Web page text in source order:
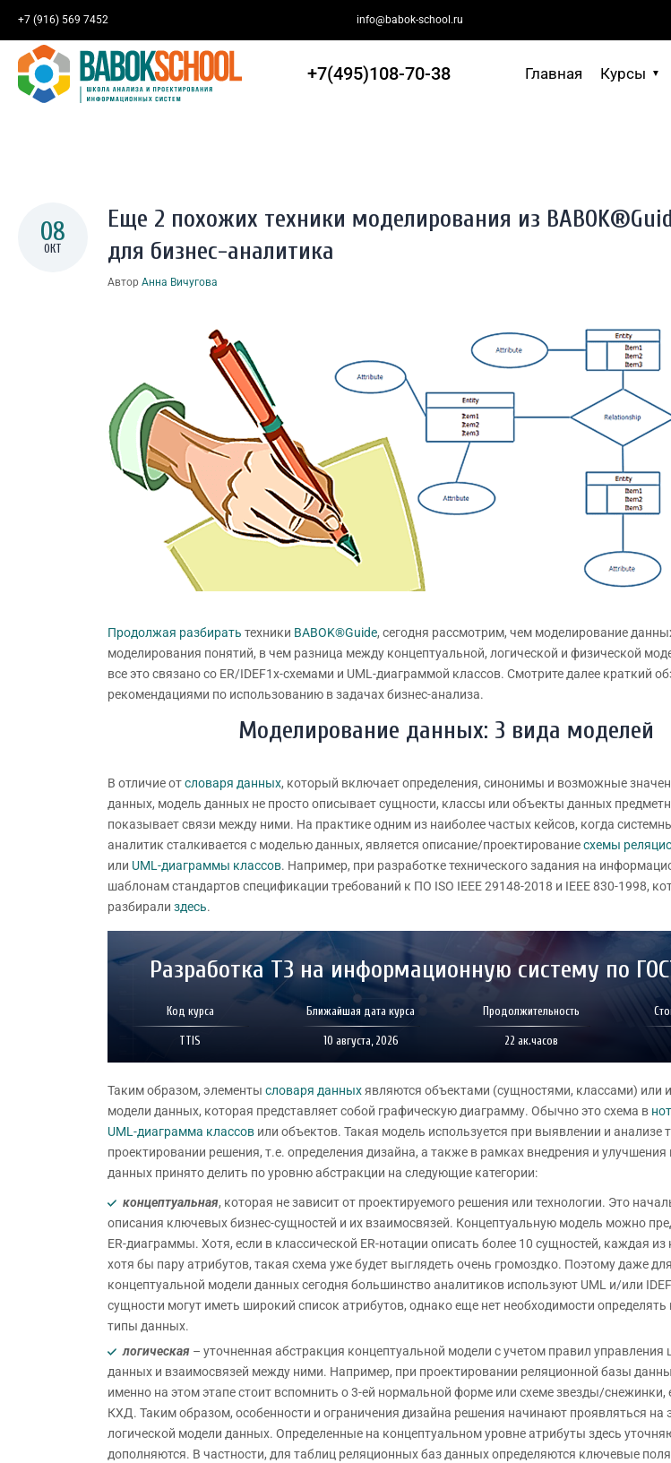
+7 (916) 569 7452 info@babok-school.ru
+7(495)108-70-38 Главная Курсы
You Are Here:
08
ОКТ
Еще 2 похожих техники моделирования из
для бизнес-аналитика
Автор Анна Вичугова
Продолжая разбирать техники BABOK®Guide, сегодня рассмотрим, чем моделирование
моделирования понятий, в чем разница между концептуальной, логической и физической
все это связано со ER/IDEF1x-схемами и UML-диаграммой классов. Смотрите далее краткий
рекомендациями по использованию в задачах бизнес-анализа.
Моделирование данных: 3 вида моделей
В отличие отсловаря данных, который включает определения, синонимы и возможные
данных, модель данных не просто описывает сущности, классы или объекты данных
показывает связи между ними. На практике одним из наиболее частых кейсов, когда
аналитик сталкивается с моделью данных, является описание/проектированиесхемы
или UML-диаграммы классов. Например, при разработке технического задания на
шаблонам стандартов спецификации требований к ПО ISO IEEE 29148-2018 и IEEE 830-1998,
разбирали здесь.
Разработка ТЗ на информационную систему по
Код курса
TTIS
Ближайшая дата курса
10 августа, 2026
Продолжительность
22 ак.часов
Таким образом, элементы словаря данныхявляются объектами (сущностями, классами) или
модели данных, которая представляет собой графическую диаграмму. Обычно это схема в
UML-диаграмма классов или объектов. Такая модель используется при выявлении и анализе
проектировании решения, т.е. определения дизайна, а также в рамках внедрения и
данных принято делить по уровню абстракции на следующие категории:
концептуальная, которая не зависит от проектируемого решения или технологии. Это
описания ключевых бизнес-сущностей и их взаимосвязей. Концептуальную модель можно
ER-диаграммы. Хотя, если в классической ER-нотации описать более 10 сущностей, каждая
хотя бы пару атрибутов, такая схема уже будет выглядеть очень громоздко. Поэтому даже
концептуальной модели данных сегодня большинство аналитиков используют UML и/или
сущности могут иметь широкий список атрибутов, однако еще нет необходимости
типы данных.
логическая – уточненная абстракция концептуальной модели с учетом правил управления
данных и взаимосвязей между ними. Например, при проектировании реляционной базы
именно на этом этапе стоит вспомнить о 3-ей нормальной форме или схеме звезды/снежинки,
КХД. Таким образом, особенности и ограничения дизайна решения начинают проявляться на
логической модели данных. Определенные на концептуальном уровне атрибуты здесь
дополняются. В частности, для таблиц реляционных баз данных определяются ключевые